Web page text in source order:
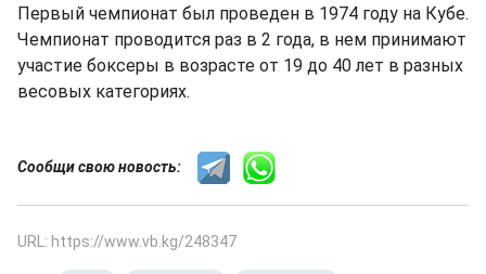
Первый чемпионат был проведен в 1974 году на Кубе.
Чемпионат проводится раз в 2 года, в нем принимают
участие боксеры в возрасте от 19 до 40 лет в разных
весовых категориях.
Сообщи свою новость:
URL: https://www.vb.kg/248347